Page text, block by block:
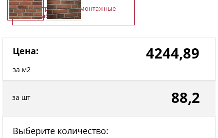
Строительно-монтажные
работы
Цена:
за м2
4244,89
за шт 88,2
Выберите количество: